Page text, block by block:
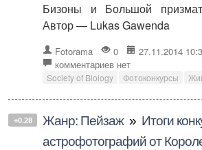
Бизоны и Большой
Автор — Lukas Gawenda
Fotorama 0
27.11.2014
комментариев нет
Society of Biology Фотоконкурсы
+0.28 Жанр: Пейзаж » Итоги
астрофотографий от